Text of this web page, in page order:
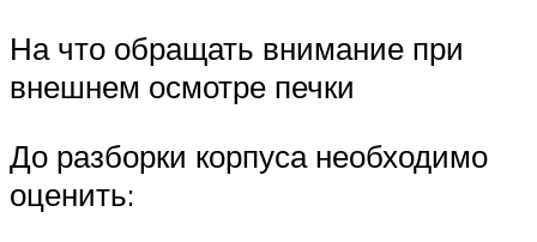
На что обращать внимание при
внешнем осмотре печки
До разборки корпуса необходимо
оценить: